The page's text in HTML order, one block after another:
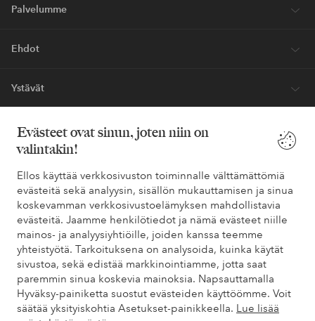
Evästeet ovat sinun, joten niin on
valintakin!
Ellos käyttää verkkosivuston toiminnalle välttämättömiä
evästeitä sekä analyysin, sisällön mukauttamisen ja sinua
koskevamman verkkosivustoelämyksen mahdollistavia
evästeitä. Jaamme henkilötiedot ja nämä evästeet niille
mainos- ja analyysiyhtiöille, joiden kanssa teemme
yhteistyötä. Tarkoituksena on analysoida, kuinka käytät
sivustoa, sekä edistää markkinointiamme, jotta saat
paremmin sinua koskevia mainoksia. Napsauttamalla
Hyväksy-painiketta suostut evästeiden käyttöömme. Voit
säätää yksityiskohtia Asetukset-painikkeella. Lue lisää
Palvelumme
Ehdot
Ystävät
Turvalliset maksut – maksa nyt tai erissä
Haluatko tietää
lisää maksuvaihtoehdoistamme
elpy elpy
Suomi - Valitse maa
Facebook Instagram Pinterest Youtube